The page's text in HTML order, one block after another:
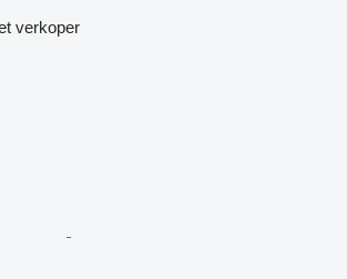
verkoper